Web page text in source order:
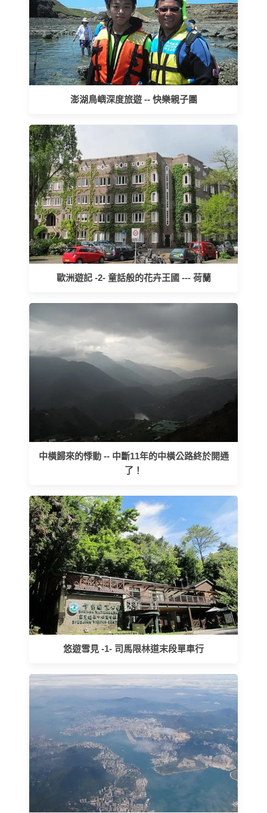
澎湖鳥嶼深度旅遊 -- 快樂親子團
歐洲遊記 -2- 童話般的花卉王國 --- 荷蘭
中橫歸來的悸動 -- 中斷11年的中橫公路終於開通
了！
悠遊雪見 -1- 司馬限林道末段單車行